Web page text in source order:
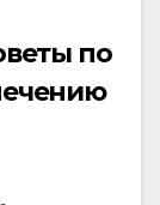
по